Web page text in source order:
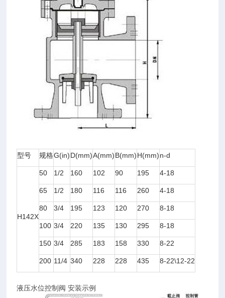
型号 规格G(in)D(mm)A(mm)B(mm)H(mm)n-d
H142X
50 1/2 160 102 90 195 4-18
65 1/2 180 116 116 260 4-18
80 3/4 195 123 120 270 8-18
100 3/4 220 135 130 295 8-18
150 3/4 285 183 158 330 8-22
200 11/4 340 228 228 435 8-22\12-22
液压水位控制阀 安装示例